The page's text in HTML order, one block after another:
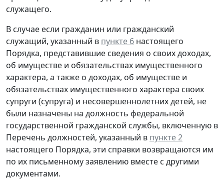
служащего.
В случае если гражданин или гражданский
служащий, указанный в пункте 6 настоящего
Порядка, представившие сведения о своих доходах,
об имуществе и обязательствах имущественного
характера, а также о доходах, об имуществе и
обязательствах имущественного характера своих
супруги (супруга) и несовершеннолетних детей, не
были назначены на должность федеральной
государственной гражданской службы, включенную в
Перечень должностей, указанный в пункте 2
настоящего Порядка, эти справки возвращаются им
по их письменному заявлению вместе с другими
документами.